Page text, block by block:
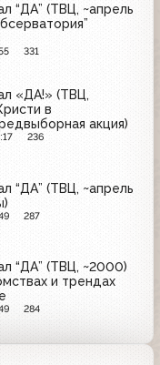
“ДА” (ТВЦ, ~апрель
331
«ДА!» (ТВЦ,
в
акция)
236
“ДА” (ТВЦ, ~апрель
287
“ДА” (ТВЦ, ~2000)
и трендах
284